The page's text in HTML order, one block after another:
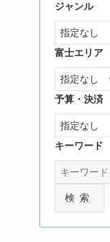
ジャンル
富士エリア
予算・決済
キーワード
検索